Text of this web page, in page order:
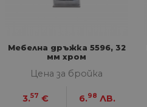
Мебелна дръжка 5596, 32
мм хром
Цена за бройка
3.57 € 6.98 ЛВ.